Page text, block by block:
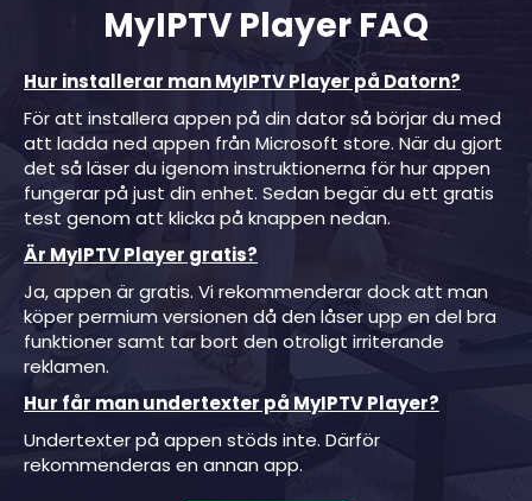
MyIPTV Player FAQ
Hur installerar man MyIPTV Player på Datorn?
För att installera appen på din dator så börjar du med
att ladda ned appen från Microsoft store. När du gjort
det så läser du igenom instruktionerna för hur appen
fungerar på just din enhet. Sedan begär du ett gratis
test genom att klicka på knappen nedan.
Är MyIPTV Player gratis?
Ja, appen är gratis. Vi rekommenderar dock att man
köper permium versionen då den låser upp en del bra
funktioner samt tar bort den otroligt irriterande
reklamen.
Hur får man undertexter på MyIPTV Player?
Undertexter på appen stöds inte. Därför
rekommenderas en annan app.